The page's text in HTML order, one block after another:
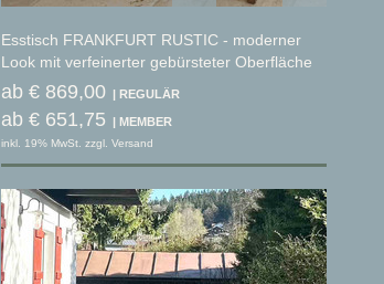
Esstisch FRANKFURT RUSTIC - moderner
Look mit verfeinerter gebürsteter Oberfläche
ab € 869,00
ab € 651,75
inkl. 19% MwSt. zzgl. Versand